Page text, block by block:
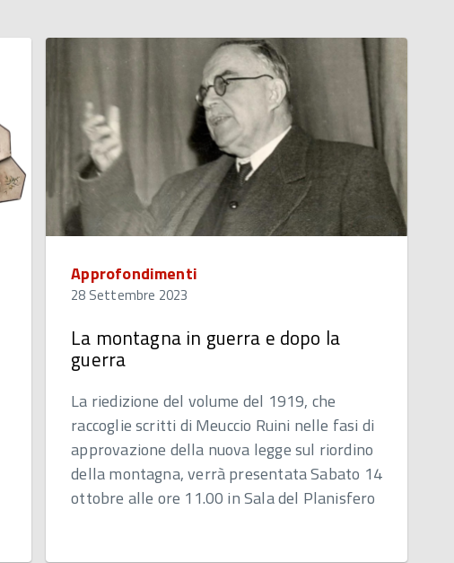
Approfondimenti
28 Settembre 2023
La montagna in guerra e dopo la
guerra
La riedizione del volume del 1919, che
raccoglie scritti di Meuccio Ruini nelle fasi di
approvazione della nuova legge sul riordino
della montagna, verrà presentata Sabato 14
ottobre alle ore 11.00 in Sala del Planisfero